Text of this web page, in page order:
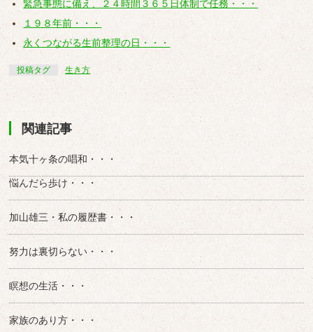
緊急事態に備え、２４時間３６５日体制で任務・・・
１９８年前・・・
永くつながる生前整理の日・・・
投稿タグ 生き方
関連記事
本気十ヶ条の唱和・・・
悩んだら歩け・・・
加山雄三・私の履歴書・・・
努力は裏切らない・・・
瞑想の生活・・・
家族のあり方・・・